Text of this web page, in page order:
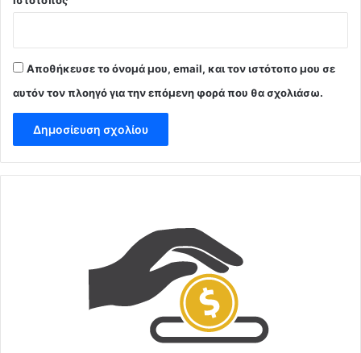
Αποθήκευσε το όνομά μου, email, και τον ιστότοπο μου σε
αυτόν τον πλοηγό για την επόμενη φορά που θα σχολιάσω.